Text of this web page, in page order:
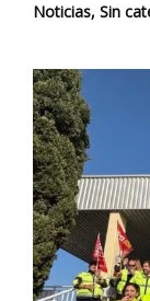
Noticias, Sin